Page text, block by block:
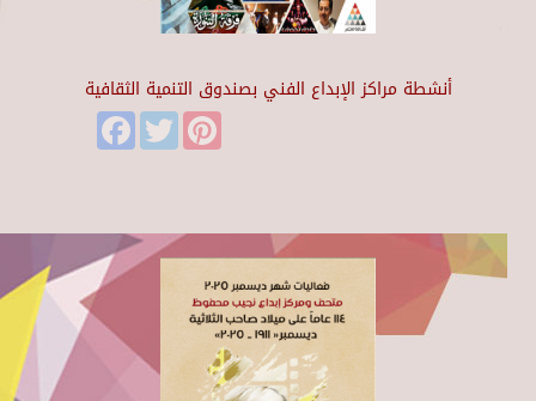
أنشطة مراكز الإبداع الفني بصندوق التنمية الثقافية
FacebookTwitter